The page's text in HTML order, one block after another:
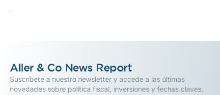
.
Aller & Co News Report
Suscríbete a nuestro newsletter y accede a las últimas
novedades sobre política fiscal, inversiones y fechas claves.